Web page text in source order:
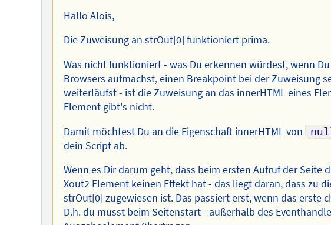
Hallo Alois,
Die Zuweisung an strOut[0] funktioniert prima.
Was nicht funktioniert - was Du erkennen würdest, wenn
Browsers aufmachst, einen Breakpoint bei der Zuweisung
weiterläufst - ist die Zuweisung an das innerHTML eines
Element gibt's nicht.
Damit möchtest Du an die Eigenschaft innerHTML von
dein Script ab.
Wenn es Dir darum geht, dass beim ersten Aufruf der Seite
Xout2 Element keinen Effekt hat - das liegt daran, dass zu
strOut[0] zugewiesen ist. Das passiert erst, wenn das erste
D.h. du musst beim Seitenstart - außerhalb des